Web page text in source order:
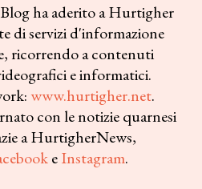
ha aderito a Hurtigher
di servizi d'informazione
ricorrendo a contenuti
e informatici.
www.hurtigher.net.
con le notizie quarnesi
a HurtigherNews,
eInstagram.